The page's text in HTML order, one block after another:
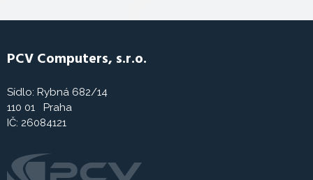
PCV Computers, s.r.o.
Sídlo: Rybná 682/14
110 01 Praha
IČ: 26084121